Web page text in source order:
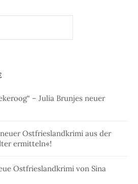
– Julia Brunjes neuer
Ostfrieslandkrimi aus der
ermitteln«!
Ostfrieslandkrimi von Sina